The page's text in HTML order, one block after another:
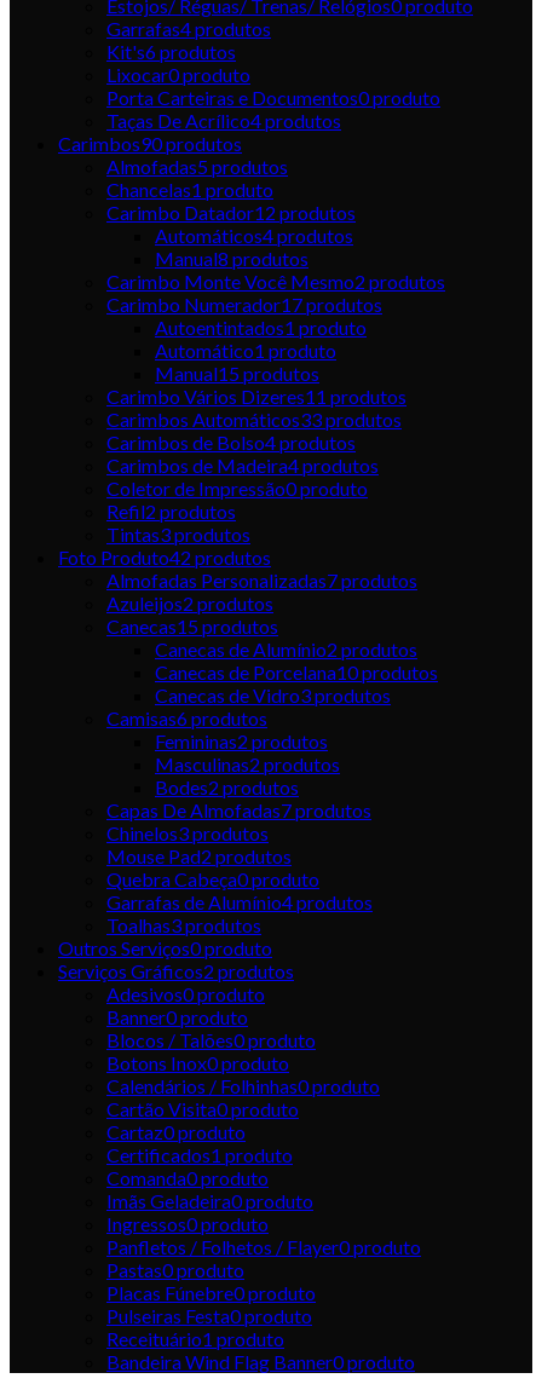
Estojos/ Réguas/ Trenas/ Relógios0produto
Garrafas4produtos
Kit's6produtos
Lixocar0produto
Porta Carteiras e Documentos0produto
Taças De Acrílico4produtos
Carimbos90produtos
Almofadas5produtos
Chancelas1 produto
Carimbo Datador12 produtos
Automáticos4produtos
Manual8 produtos
Carimbo Monte Você Mesmo2 produtos
Carimbo Numerador17produtos
Autoentintados1 produto
Automático1 produto
Manual15produtos
Carimbo Vários Dizeres11 produtos
Carimbos Automáticos33produtos
Carimbos de Bolso4produtos
Carimbos de Madeira4produtos
Coletor de Impressão0produto
Refil2 produtos
Tintas3produtos
Foto Produto42 produtos
Almofadas Personalizadas7produtos
Azuleijos2 produtos
Canecas15produtos
Canecas de Alumínio2 produtos
Canecas de Porcelana10produtos
Canecas de Vidro3produtos
Camisas6produtos
Femininas2 produtos
Masculinas2 produtos
Bodes2 produtos
Capas De Almofadas7produtos
Chinelos3produtos
Mouse Pad2 produtos
Quebra Cabeça0produto
Garrafas de Alumínio4produtos
Toalhas3produtos
Outros Serviços0produto
Serviços Gráficos2 produtos
Adesivos0produto
Banner0produto
Blocos / Talões0produto
Botons Inox0produto
Calendários / Folhinhas0produto
Cartão Visita0produto
Cartaz0produto
Certificados1 produto
Comanda0produto
Imãs Geladeira0produto
Ingressos0produto
Panfletos / Folhetos / Flayer0produto
Pastas0produto
Placas Fúnebre0produto
Pulseiras Festa0produto
Receituário1 produto
Bandeira Wind Flag Banner0produto